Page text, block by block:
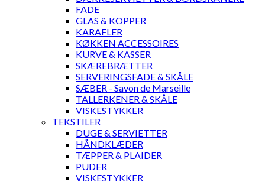
FADE
GLAS & KOPPER
KARAFLER
KØKKEN ACCESSOIRES
KURVE & KASSER
SKÆREBRÆTTER
SERVERINGSFADE & SKÅLE
SÆBER - Savon de Marseille
TALLERKENER & SKÅLE
VISKESTYKKER
TEKSTILER
DUGE & SERVIETTER
HÅNDKLÆDER
TÆPPER & PLAIDER
PUDER
VISKESTYKKER